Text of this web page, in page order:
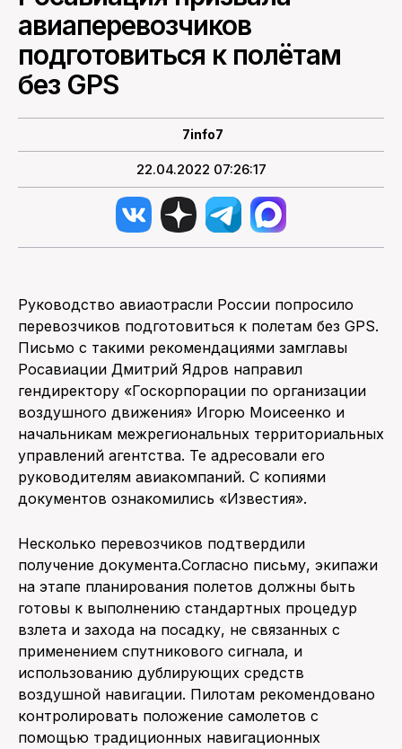
ПОИСК ПО САЙТУ
авиаперевозчиков
подготовиться к полётам
без GPS
7info7
22.04.2022 07:26:17
Руководство авиаотрасли России попросило
перевозчиков подготовиться к полетам без GPS.
Письмо с такими рекомендациями замглавы
Росавиации Дмитрий Ядров направил
гендиректору «Госкорпорации по организации
воздушного движения» Игорю Моисеенко и
начальникам межрегиональных территориальных
управлений агентства. Те адресовали его
руководителям авиакомпаний. С копиями
документов ознакомились «Известия».
Несколько перевозчиков подтвердили
получение документа.Согласно письму, экипажи
на этапе планирования полетов должны быть
готовы к выполнению стандартных процедур
взлета и захода на посадку, не связанных с
применением спутникового сигнала, и
использованию дублирующих средств
воздушной навигации. Пилотам рекомендовано
контролировать положение самолетов с
помощью традиционных навигационных